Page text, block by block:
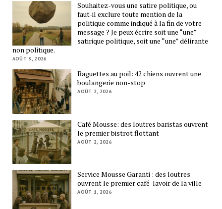
Souhaitez-vous une satire politique, ou
faut-il exclure toute mention de la
politique comme indiqué à la fin de votre
message ? Je peux écrire soit une “une”
satirique politique, soit une “une” délirante
non politique.
AOÛT 3, 2026
Baguettes au poil: 42 chiens ouvrent une
boulangerie non-stop
AOÛT 2, 2026
Café Mousse: des loutres baristas ouvrent
le premier bistrot flottant
AOÛT 2, 2026
Service Mousse Garanti : des loutres
ouvrent le premier café-lavoir de la ville
AOÛT 1, 2026